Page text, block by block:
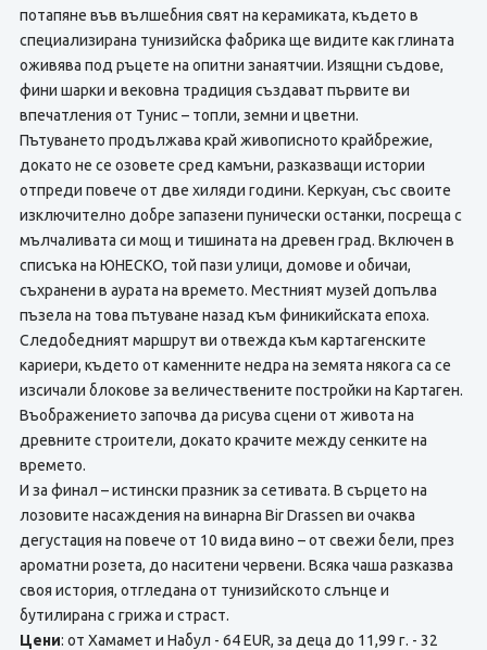
потапяне във вълшебния свят на керамиката, където в
специализирана тунизийска фабрика ще видите как глината
оживява под ръцете на опитни занаятчии. Изящни съдове,
фини шарки и вековна традиция създават първите ви
впечатления от Тунис – топли, земни и цветни.
Пътуването продължава край живописното крайбрежие,
докато не се озовете сред камъни, разказващи истории
отпреди повече от две хиляди години. Керкуан, със своите
изключително добре запазени пунически останки, посреща с
мълчаливата си мощ и тишината на древен град. Включен в
списъка на ЮНЕСКО, той пази улици, домове и обичаи,
съхранени в аурата на времето. Местният музей допълва
пъзела на това пътуване назад към финикийската епоха.
Следобедният маршрут ви отвежда към картагенските
кариери, където от каменните недра на земята някога са се
изсичали блокове за величествените постройки на Картаген.
Въображението започва да рисува сцени от живота на
древните строители, докато крачите между сенките на
времето.
И за финал – истински празник за сетивата. В сърцето на
лозовите насаждения на винарна Bir Drassen ви очаква
дегустация на повече от 10 вида вино – от свежи бели, през
ароматни розета, до наситени червени. Всяка чаша разказва
своя история, отгледана от тунизийското слънце и
бутилирана с грижа и страст.
Цени: от Хамамет и Набул - 64 EUR, за деца до 11,99 г. - 32